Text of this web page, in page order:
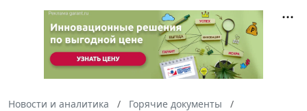
Новости и аналитика
Горячие документы